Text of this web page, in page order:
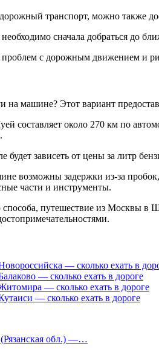
транспорт, можно также
сначала добраться до
проблем с дорожным движением и
машине? Этот вариант
составляет около 270 км по
будет зависеть от цены за литр
возможны задержки из-за
части и инструменты.
путешествие из Москвы в
— сколько ехать в
— сколько ехать в дороге
— сколько ехать в дороге
— сколько ехать в дороге
обл.) —…